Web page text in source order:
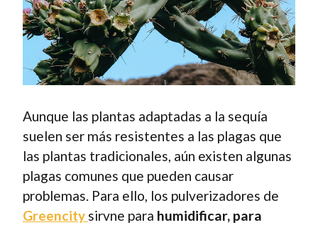
Aunque las plantas adaptadas a la sequía
suelen ser más resistentes a las plagas que
las plantas tradicionales, aún existen algunas
plagas comunes que pueden causar
problemas. Para ello, los pulverizadores de
Greencity sirvne para humidificar, para